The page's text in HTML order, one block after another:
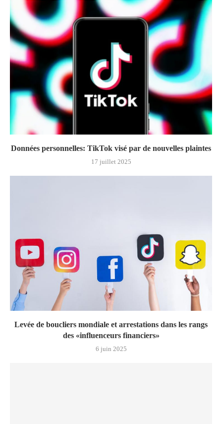
Données personnelles: TikTok visé par de nouvelles plaintes
17 juillet 2025
Levée de boucliers mondiale et arrestations dans les rangs
des «influenceurs financiers»
6 juin 2025